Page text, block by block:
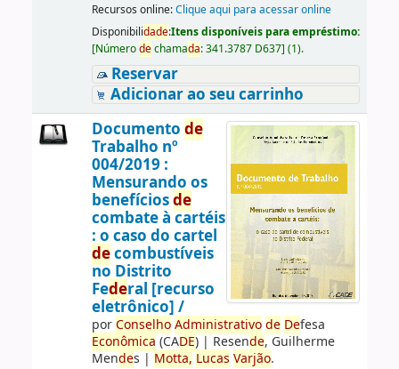
Recursos online:Clique aqui para acessar online
Disponibilidade:Itens disponíveis para empréstimo:
[Númerodechamada:341.3787 D637] (1).
Reservar
Adicionar ao seu carrinho
Documento de
Trabalho nº
004/2019 :
Mensurando os
benefíciosde
combate à cartéis
: o caso do cartel
decombustíveis
no Distrito
Federal [recurso
eletrônico] /
porConselho Administrativo de Defesa
Econômica (CADE)| Resende, Guilherme
Mendes | Motta, Lucas Varjão.